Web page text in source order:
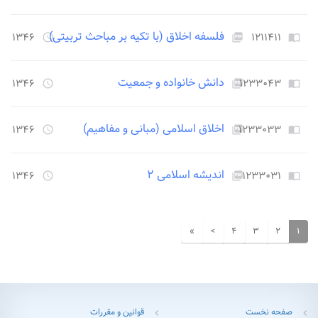
import_contacts ۱۲۱۱۴۱۱ picture_as_pdf فلسفه اخلاق (با تکیه بر مباحث تربیتی)access_time ۱۳۴۶ روز قبل
import_contacts ۱۲۳۳۰۴۳picture_as_pdf دانش خانواده و جمعیت access_time ۱۳۴۶ روز قبل
import_contacts ۱۲۳۳۰۳۳picture_as_pdf اخلاق اسلامی (مبانی و مفاهیم) access_time ۱۳۴۶ روز قبل
import_contacts ۱۲۳۳۰۳۱picture_as_pdf اندیشه اسلامی ۲ access_time ۱۳۴۶ روز قبل
۱ ۲ ۳ ۴ >
»
chevron_left صفحه نخست chevron_left قوانین و مقررات